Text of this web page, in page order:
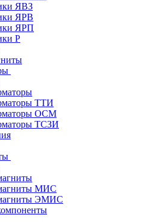
ЯВЗ
ЯРВ
ЯРП
Р
ТТИ
ОСМ
ТСЗИ
МИС
ЭМИС